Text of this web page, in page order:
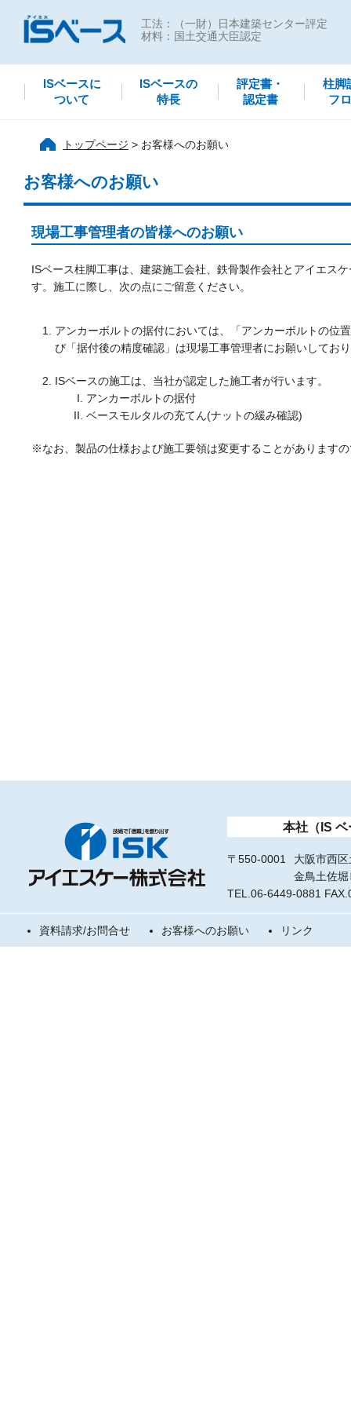
工法：（一財）日本建築センター評定
材料：国土交通大臣認定
ISベースに
ついて
ISベースの
特長
評定書・
認定書
柱脚
フ
トップページ お客様へのお願い
お客様へのお願い
現場工事管理者の皆様へのお願い
ISベース柱脚工事は、建築施工会社、鉄骨製作会社とアイエス
す。施工に際し、次の点にご留意ください。
アンカーボルトの据付においては、「アンカーボルトの位
び「据付後の精度確認」は現場工事管理者にお願いしてお
ISベースの施工は、当社が認定した施工者が行います。
アンカーボルトの据付
ベースモルタルの充てん(ナットの緩み確認)
※なお、製品の仕様および施工要領は変更することがあります
本社（IS
〒550-0001
大阪市西
金鳥土佐
TEL.06-6449-0881
資料請求/お問合せ お客様へのお願い リンク